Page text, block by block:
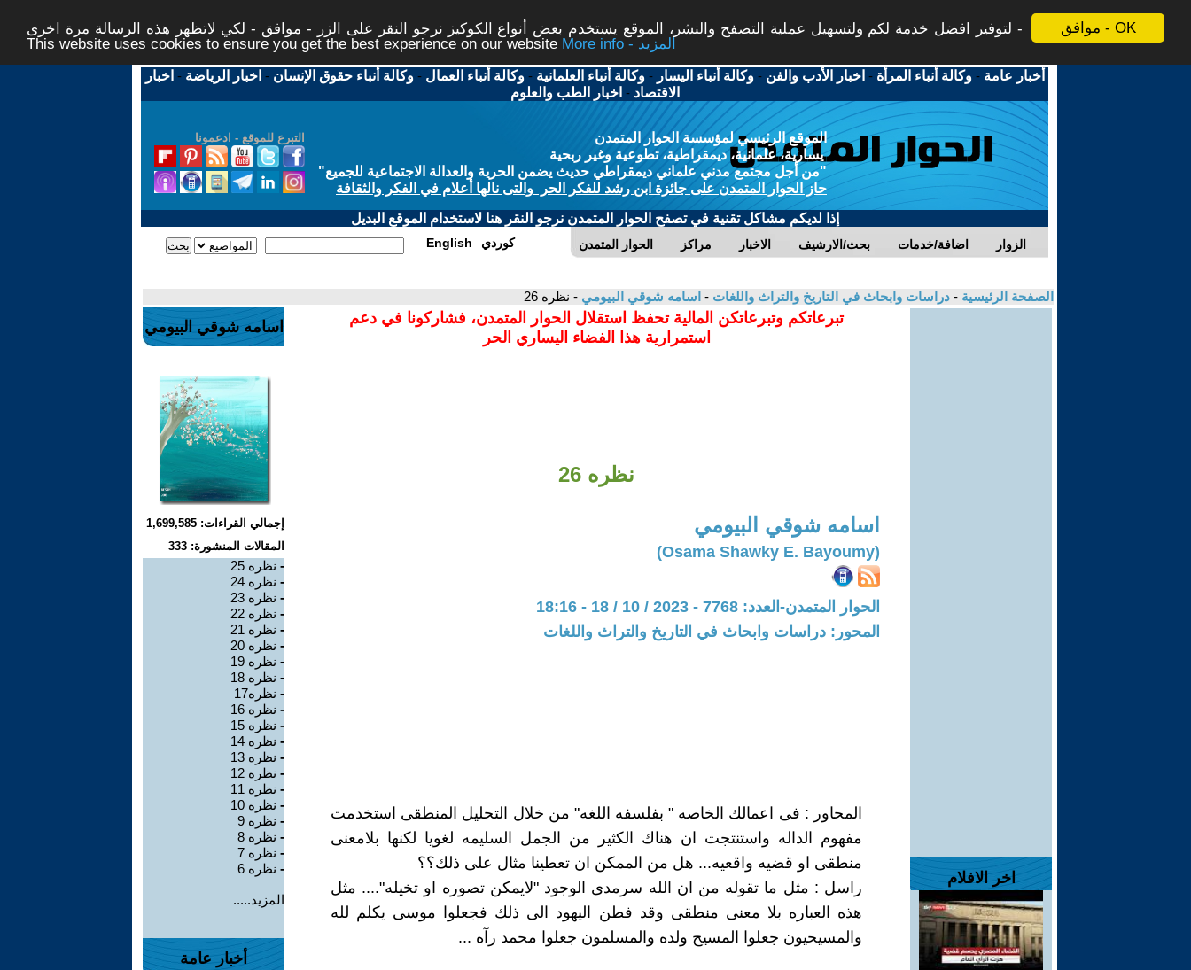
موافق - OK
لتوفير افضل خدمة لكم ولتسهيل عملية التصفح والنشر، الموقع يستخدم بعض أنواع الكوكيز نرجو النقر على الزر - موافق - لكي لاتظهر هذه الرسالة مرة اخرى -
This website uses cookies to ensure you get the best experience on our website
More info - المزيد
أخبار عامة -وكالة أنباء المرأة - اخبار الأدب والفن -وكالة أنباء اليسار -وكالة أنباء العلمانية -وكالة أنباء العمال -وكالة أنباء حقوق الإنسان - اخبار الرياضة - اخبار
الاقتصاد - اخبار الطب والعلوم
التبرع للموقع - ادعمونا
الموقع الرئيسي لمؤسسة الحوار المتمدن
يسارية، علمانية، ديمقراطية، تطوعية وغير ربحية
"من أجل مجتمع مدني علماني ديمقراطي حديث يضمن الحرية والعدالة الاجتماعية للجميع"
حاز الحوار المتمدن على جائزة ابن رشد للفكر الحر والتى نالها أعلام في الفكر والثقافة
إذا لديكم مشاكل تقنية في تصفح الحوار المتمدن نرجو النقر هنا لاستخدام الموقع البديل
الحوار المتمدن مراكز الاخبار بحث/الارشيف اضافة/خدمات الزوار English كوردي
الصفحة الرئيسية - دراسات وابحاث في التاريخ والتراث واللغات - اسامه شوقي البيومي - نظره 26
اخر الافلام
تبرعاتكم وتبرعاتكن المالية تحفظ استقلال الحوار المتمدن، فشاركونا في دعم
استمرارية هذا الفضاء اليساري الحر
نظره 26
اسامه شوقي البيومي
(Osama Shawky E. Bayoumy)
الحوار المتمدن-العدد: 7768 - 2023 / 10 / 18 - 18:16
المحور: دراسات وابحاث في التاريخ والتراث واللغات
المحاور : فى اعمالك الخاصه " بفلسفه اللغه" من خلال التحليل المنطقى استخدمت
مفهوم الداله واستنتجت ان هناك الكثير من الجمل السليمه لغويا لكنها بلامعنى
منطقى او قضيه واقعيه... هل من الممكن ان تعطينا مثال على ذلك؟؟
راسل : مثل ما تقوله من ان الله سرمدى الوجود "لايمكن تصوره او تخيله".... مثل
هذه العباره بلا معنى منطقى وقد فطن اليهود الى ذلك فجعلوا موسى يكلم لله
والمسيحيون جعلوا المسيح ولده والمسلمون جعلوا محمد رآه ...
اسامه شوقي البيومي
إجمالي القراءات: 1,699,585
المقالات المنشورة: 333
- نظره 25
- نظره 24
- نظره 23
- نظره 22
- نظره 21
- نظره 20
- نظره 19
- نظره 18
- نظره17
- نظره 16
- نظره 15
- نظره 14
- نظره 13
- نظره 12
- نظره 11
- نظره 10
- نظره 9
- نظره 8
- نظره 7
- نظره 6
المزيد.....
أخبار عامة